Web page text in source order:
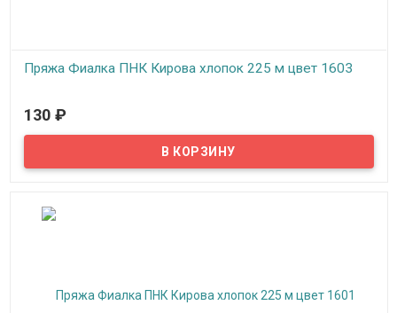
Пряжа Фиалка ПНК Кирова хлопок 225 м цвет 1603
подходит для машинного вязания, можно вязать верхний
трикотаж, скатерти, салфетки, покрывала, пледы.
130 ₽